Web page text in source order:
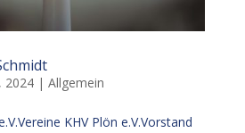
2024| Allgemein
KHV Plön e.V.Vorstand